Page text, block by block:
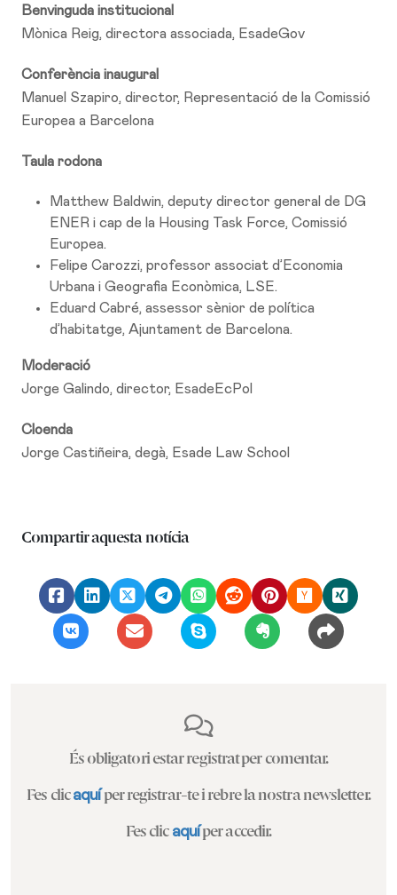
Benvinguda institucional
Mònica Reig, directora associada, EsadeGov
Conferència inaugural
Manuel Szapiro, director, Representació de la Comissió
Europea a Barcelona
Taula rodona
Matthew Baldwin, deputy director general de DG
ENER i cap de la Housing Task Force, Comissió
Europea.
Felipe Carozzi, professor associat d’Economia
Urbana i Geografia Econòmica, LSE.
Eduard Cabré, assessor sènior de política
d’habitatge, Ajuntament de Barcelona.
Moderació
Jorge Galindo, director, EsadeEcPol
Cloenda
Jorge Castiñeira, degà, Esade Law School
Compartir aquesta notícia
És obligatori estar registrat per comentar.
Fes clicaquíper registrar-te i rebre la nostra newsletter.
Fes clic aquíper accedir.